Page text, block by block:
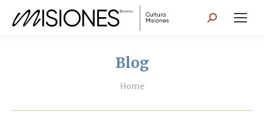
Search:
Blog
You are here:
Home